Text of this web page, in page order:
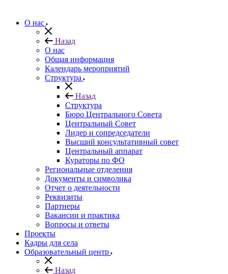
О нас
Назад
О нас
Общая информация
Календарь мероприятий
Структура
Назад
Структура
Бюро Центрального Совета
Центральный Совет
Лидер и сопредседатели
Высший консультативный совет
Центральный аппарат
Кураторы по ФО
Региональные отделения
Документы и символика
Отчет о деятельности
Реквизиты
Партнеры
Вакансии и практика
Вопросы и ответы
Проекты
Кадры для села
Образовательный центр
Назад